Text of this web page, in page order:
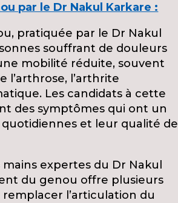
par le Dr Nakul Karkare :
pratiquée par le Dr Nakul
souffrant de douleurs
mobilité réduite, souvent
l’arthrose, l’arthrite
Les candidats à cette
des symptômes qui ont un
et leur qualité de
mains expertes du Dr Nakul
du genou offre plusieurs
l’articulation du